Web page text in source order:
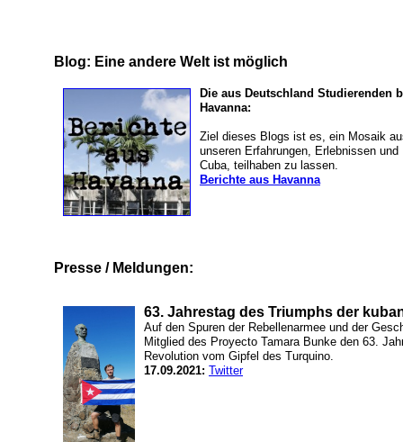
Blog: Eine andere Welt ist möglich
Die aus Deutschland Studierenden
Havanna:
Ziel dieses Blogs ist es, ein Mosaik
unseren Erfahrungen, Erlebnissen
Cuba, teilhaben zu lassen.
Berichte aus Havanna
Presse / Meldungen:
63. Jahrestag des Triumphs der
Auf den Spuren der Rebellenarmee und der
Mitglied des Proyecto Tamara Bunke den 63.
Revolution vom Gipfel des Turquino.
17.09.2021: Twitter